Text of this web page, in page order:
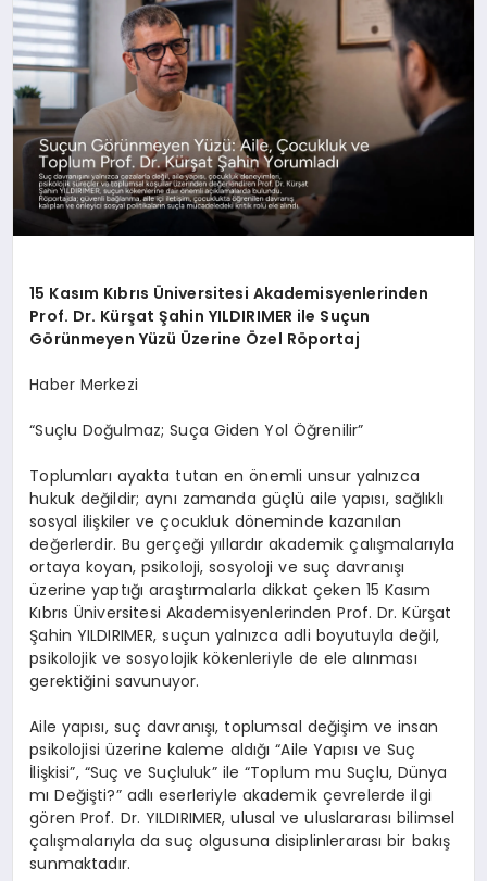
15 Kasım Kıbrıs Üniversitesi Akademisyenlerinden
Prof. Dr. Kürşat Şahin YILDIRIMER ile Suçun
Görünmeyen Yüzü Üzerine Özel Röportaj
Haber Merkezi
“Suçlu Doğulmaz; Suça Giden Yol Öğrenilir”
Toplumları ayakta tutan en önemli unsur yalnızca
hukuk değildir; aynı zamanda güçlü aile yapısı, sağlıklı
sosyal ilişkiler ve çocukluk döneminde kazanılan
değerlerdir. Bu gerçeği yıllardır akademik çalışmalarıyla
ortaya koyan, psikoloji, sosyoloji ve suç davranışı
üzerine yaptığı araştırmalarla dikkat çeken 15 Kasım
Kıbrıs Üniversitesi Akademisyenlerinden Prof. Dr. Kürşat
Şahin YILDIRIMER, suçun yalnızca adli boyutuyla değil,
psikolojik ve sosyolojik kökenleriyle de ele alınması
gerektiğini savunuyor.
Aile yapısı, suç davranışı, toplumsal değişim ve insan
psikolojisi üzerine kaleme aldığı “Aile Yapısı ve Suç
İlişkisi”, “Suç ve Suçluluk” ile “Toplum mu Suçlu, Dünya
mı Değişti?” adlı eserleriyle akademik çevrelerde ilgi
gören Prof. Dr. YILDIRIMER, ulusal ve uluslararası bilimsel
çalışmalarıyla da suç olgusuna disiplinlerarası bir bakış
sunmaktadır.